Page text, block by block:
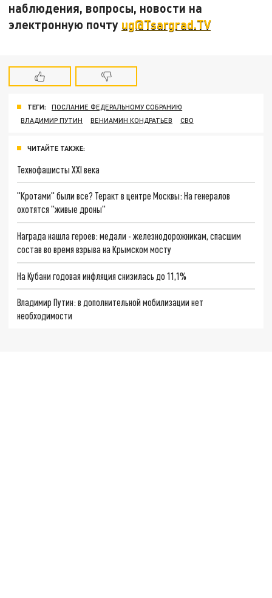
наблюдения, вопросы, новости на
электронную почту ug@Tsargrad.TV
ТЕГИ:
ПОСЛАНИЕ ФЕДЕРАЛЬНОМУ СОБРАНИЮ
ВЛАДИМИР ПУТИН
ВЕНИАМИН КОНДРАТЬЕВ СВО
ЧИТАЙТЕ ТАКЖЕ:
Технофашисты XXI века
"Кротами" были все? Теракт в центре Москвы: На генералов
охотятся "живые дроны"
Награда нашла героев: медали - железнодорожникам, спасшим
состав во время взрыва на Крымском мосту
На Кубани годовая инфляция снизилась до 11,1%
Владимир Путин: в дополнительной мобилизации нет
необходимости